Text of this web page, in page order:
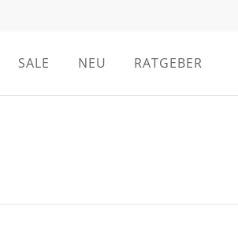
SALE NEU RATGEBER